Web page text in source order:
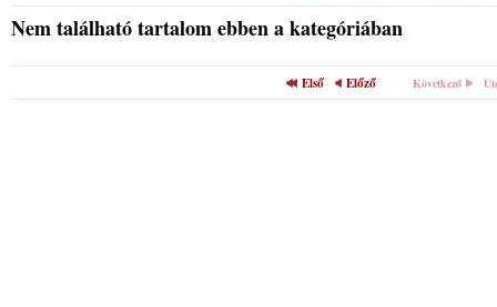
Nem található tartalom ebben a kategóriában
Első Előző Következő